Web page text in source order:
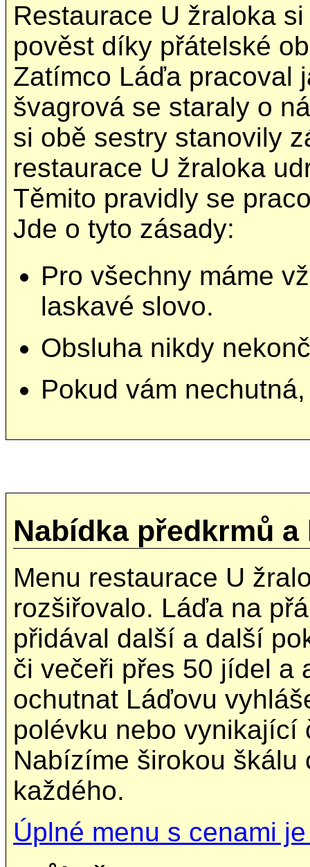
Restaurace U žraloka
pověst díky přátelské
Zatímco Láďa pracoval
švagrová se staraly o
si obě sestry stanovily
restaurace U žraloka
Těmito pravidly se
Jde o tyto zásady:
Pro všechny máme
laskavé slovo.
Obsluha nikdy
Pokud vám
Nabídka předkrmů
Menu restaurace U
rozšiřovalo. Láďa na
přidával další a další
či večeři přes 50 jídel a
ochutnat Láďovu
polévku nebo vynikající
Nabízíme širokou
každého.
Úplné menu s cenami